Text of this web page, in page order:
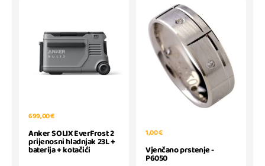
699,00 €
Anker SOLIX EverFrost 2
prijenosni hladnjak 23L +
baterija + kotačići
1,00 €
Vjenčano prstenje -
P6050